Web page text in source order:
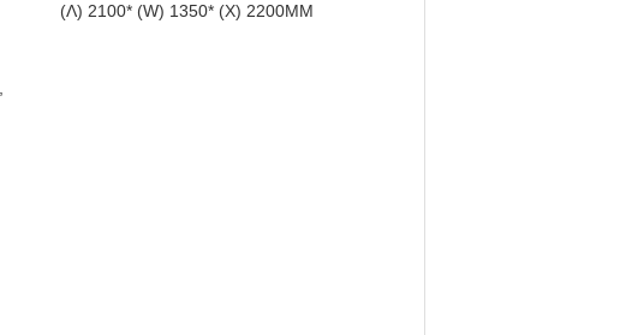
(Λ) 2100* (W) 1350* (Χ) 2200MM